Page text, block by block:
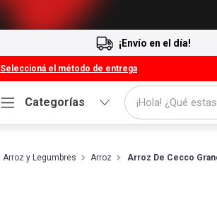
¡Envío en el día!
Seleccioná el método de entrega
Categorías
¡Hola! ¿Qué estas
Arroz y Legumbres Arroz Arroz De Cecco
1.
Cafe